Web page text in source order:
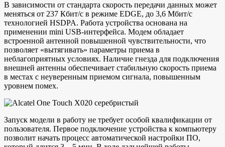
В зависимости от стандарта скорость передачи данных может
меняться от 237 Кбит/с в режиме EDGE, до 3,6 Мбит/с
технологией HSDPA. Работа устройства основана на
применении mini USB-интерфейса. Модем обладает
встроенной антенной повышенной чувствительности, что
позволяет «вытягивать» параметры приема в
неблагоприятных условиях. Наличие гнезда для подключения
внешней антенны обеспечивает стабильную скорость приема
в местах с неуверенным приемом сигнала, повышенным
уровнем помех.
Запуск модели в работу не требует особой квалификации от
пользователя. Первое подключение устройства к компьютеру
позволит начать процесс автоматической настройки ПО,